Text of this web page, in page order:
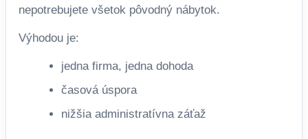
nepotrebujete všetok pôvodný nábytok.
Výhodou je:
jedna firma, jedna dohoda
časová úspora
nižšia administratívna záťaž